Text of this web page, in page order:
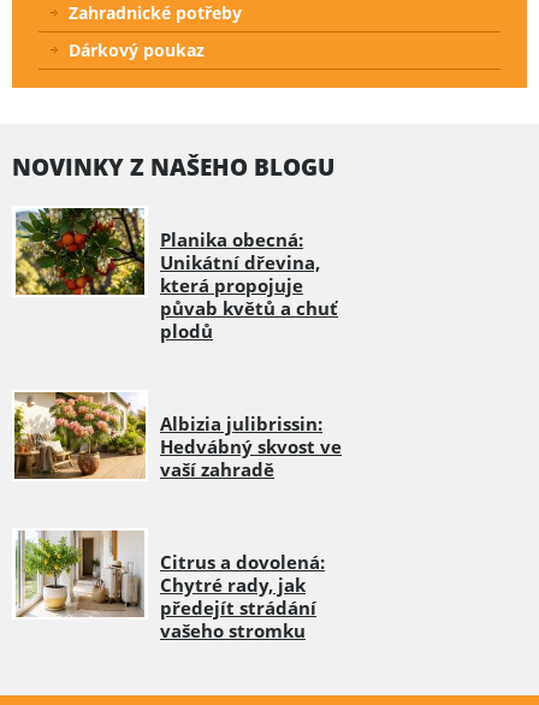
Zahradnické potřeby
Dárkový poukaz
NOVINKY Z NAŠEHO BLOGU
Planika obecná:
Unikátní dřevina,
která propojuje
půvab květů a chuť
plodů
Albizia julibrissin:
Hedvábný skvost ve
vaší zahradě
Citrus a dovolená:
Chytré rady, jak
předejít strádání
vašeho stromku